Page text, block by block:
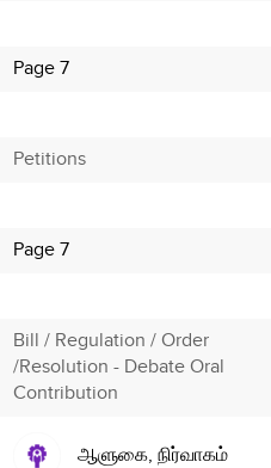
Page 7
Petitions
Page 7
Bill / Regulation / Order
/Resolution - Debate Oral
Contribution
ஆளுகை, நிர்வாகம்